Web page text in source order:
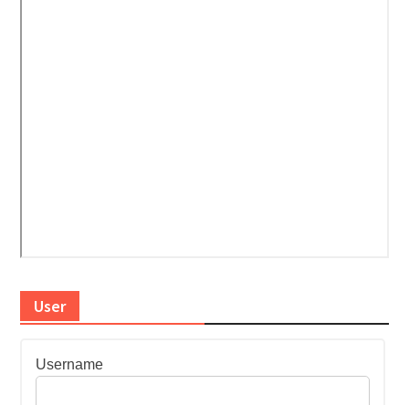
User
Username